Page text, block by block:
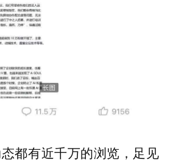
都有近千万的浏览，足见